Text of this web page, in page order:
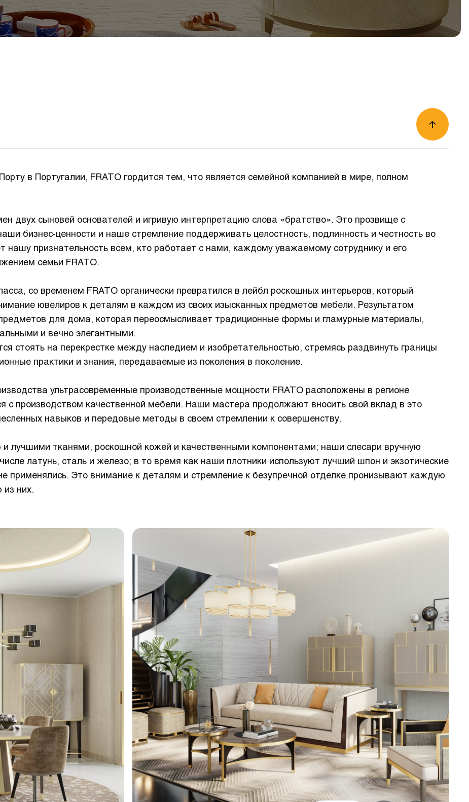
в Португалии, FRATO гордится тем, что является семейной компанией в мире, полном
двух сыновей основателей и игривую интерпретацию слова «братство». Это прозвище с
бизнес-ценности и наше стремление поддерживать целостность, подлинность и честность во
признательность всем, кто работает с нами, каждому уважаемому сотруднику и его
семьи FRATO.
со временем FRATO органически превратился в лейбл роскошных интерьеров, который
ювелиров к деталям в каждом из своих изысканных предметов мебели. Результатом
для дома, которая переосмысливает традиционные формы и гламурные материалы,
и вечно элегантными.
стоять на перекрестке между наследием и изобретательностью, стремясь раздвинуть границы
практики и знания, передаваемые из поколения в поколение.
ультрасовременные производственные мощности FRATO расположены в регионе
с производством качественной мебели. Наши мастера продолжают вносить свой вклад в это
навыков и передовые методы в своем стремлении к совершенству.
лучшими тканями, роскошной кожей и качественными компонентами; наши слесари вручную
латунь, сталь и железо; в то время как наши плотники используют лучший шпон и экзотические
применялись. Это внимание к деталям и стремление к безупречной отделке пронизывают каждую
из них.